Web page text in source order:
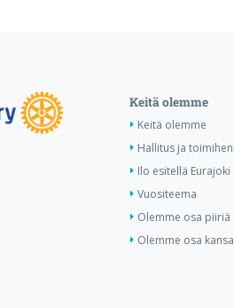
Keitä olemme
Keitä olemme
Hallitus ja
Ilo esitellä Eurajoki
Vuositeema
Olemme osa piiriä
Olemme osa